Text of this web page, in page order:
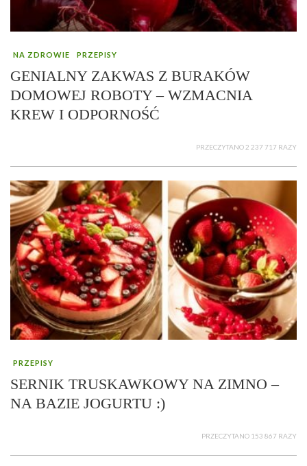
NA ZDROWIE PRZEPISY
GENIALNY ZAKWAS Z BURAKÓW
DOMOWEJ ROBOTY – WZMACNIA
KREW I ODPORNOŚĆ
PRZECZYTANO 2 237 717 RAZY
PRZEPISY
SERNIK TRUSKAWKOWY NA ZIMNO –
NA BAZIE JOGURTU :)
PRZECZYTANO 153 867 RAZY